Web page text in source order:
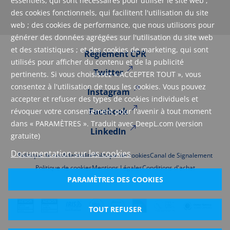
des cookies fonctionnels, qui facilitent l'utilisation du site
web ; des cookies de performance, que nous utilisons pour
générer des données agrégées sur l'utilisation du site web
et des statistiques ; et des cookies de marketing, qui sont
utilisés pour afficher du contenu et de la publicité
pertinents. Si vous choisissez « ACCEPTER TOUT », vous
consentez à l'utilisation de tous les cookies. Vous pouvez
accepter et refuser des types de cookies individuels et
révoquer votre consentement pour l'avenir à tout moment
dans « PARAMÈTRES ». Traduit avec DeepL.com (version
gratuite)
Documentation sur les cookies
PARAMÈTRES DES COOKIES
TOUT REFUSER
Règlement CPR
Twitter
Instagram
Facebook
LinkedIn
Politique de confidentialitéPolitique de cookiesCanal de Signalement
Politique de cookiesMentions LégalesConditions d'achat